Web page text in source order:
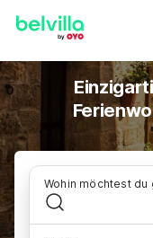
Wohin möchtest du